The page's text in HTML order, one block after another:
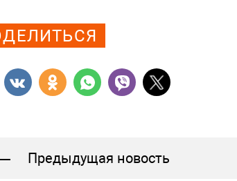
Предыдущая новость